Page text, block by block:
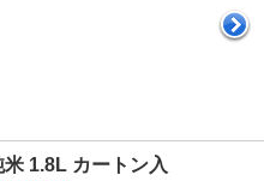
1.8L カートン入